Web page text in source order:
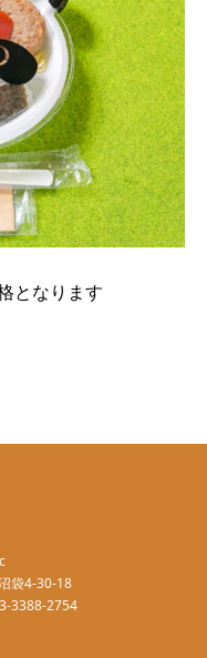
となります
袋4-30-18
3388-2754